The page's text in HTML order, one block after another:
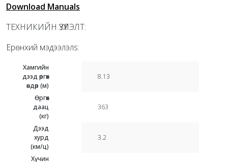
Download Manuals
ТЕХНИКИЙН ҮЗҮҮЛЭЛТ:
Ерөнхий мэдээлэлs:
Хамгийн
дээд өргөх
өндөр (м)
8.13
Өргөх
даац
(кг)
363
Дээд
хурд
(км/ц)
3.2
Хүчин